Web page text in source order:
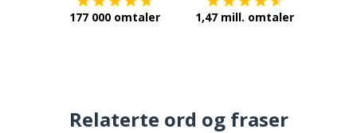
177 000 omtaler 1,47 mill. omtaler
Relaterte ord og fraser